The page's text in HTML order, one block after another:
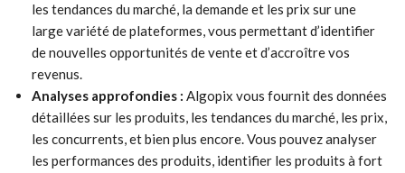
les tendances du marché, la demande et les prix sur une
large variété de plateformes, vous permettant d’identifier
de nouvelles opportunités de vente et d’accroître vos
revenus.
Analyses approfondies : Algopix vous fournit des données
détaillées sur les produits, les tendances du marché, les prix,
les concurrents, et bien plus encore. Vous pouvez analyser
les performances des produits, identifier les produits à fort